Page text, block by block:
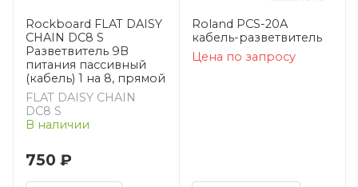
Rockboard FLAT DAISY
CHAIN DC8 S
Разветвитель 9В
питания пассивный
(кабель) 1 на 8, прямой
FLAT DAISY CHAIN
DC8 S
В наличии
750 ₽
Roland PCS-20A
кабель-разветвитель
Цена по запросу